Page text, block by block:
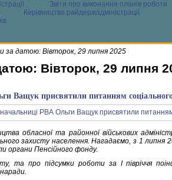
Звіти про виконання планів роботи
Керівництво райдержадміністрації
за датою: Вівторок, 29 липня 2025
Вівторок, 29 липня
Ващук присвятили питанням соціального
обласної та районної військових
захисту населення. Нагадаємо, з 1 липня
органи Пенсійного фонду.
та про підсумки роботи за І півріччя